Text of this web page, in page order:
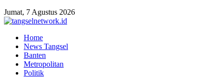
Jumat, 7 Agustus 2026
Home
News Tangsel
Banten
Metropolitan
Politik